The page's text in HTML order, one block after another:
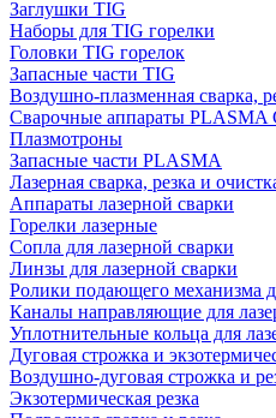
Заглушки TIG
Наборы для TIG горелки
Головки TIG горелок
Запасные части TIG
Воздушно-плазменная сварка,
Сварочные аппараты PLASMA
Плазмотроны
Запасные части PLASMA
Лазерная сварка, резка и
Аппараты лазерной сварки
Горелки лазерные
Сопла для лазерной сварки
Линзы для лазерной сварки
Ролики подающего механизма
Каналы направляющие для
Уплотнительные кольца для
Дуговая строжка и
Воздушно-дуговая строжка и
Экзотермическая резка